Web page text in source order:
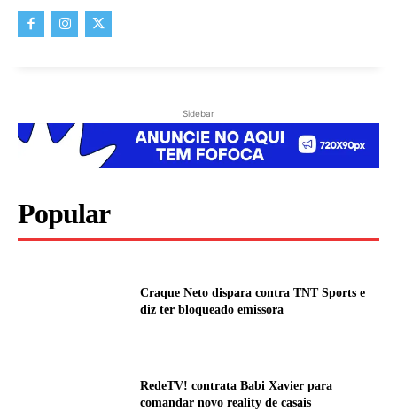
Sidebar
Popular
Craque Neto dispara contra TNT Sports e
diz ter bloqueado emissora
RedeTV! contrata Babi Xavier para
comandar novo reality de casais